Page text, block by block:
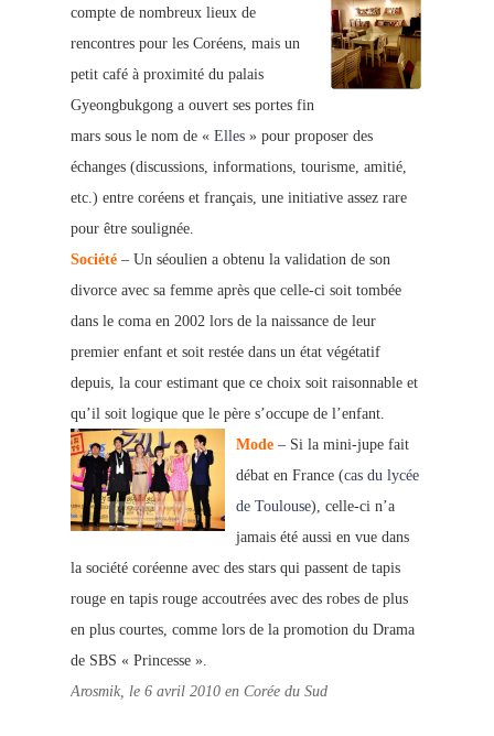
compte de nombreux lieux de
rencontres pour les Coréens, mais un
petit café à proximité du palais
Gyeongbukgong a ouvert ses portes fin
mars sous le nom de « Elles » pour proposer des
échanges (discussions, informations, tourisme, amitié,
etc.) entre coréens et français, une initiative assez rare
pour être soulignée.
Société – Un séoulien a obtenu la validation de son
divorce avec sa femme après que celle-ci soit tombée
dans le coma en 2002 lors de la naissance de leur
premier enfant et soit restée dans un état végétatif
depuis, la cour estimant que ce choix soit raisonnable et
qu’il soit logique que le père s’occupe de l’enfant.
Mode – Si la mini-jupe fait
débat en France (cas du lycée
de Toulouse), celle-ci n’a
jamais été aussi en vue dans
la société coréenne avec des stars qui passent de tapis
rouge en tapis rouge accoutrées avec des robes de plus
en plus courtes, comme lors de la promotion du Drama
de SBS « Princesse ».
Arosmik, le 6 avril 2010 en Corée du Sud